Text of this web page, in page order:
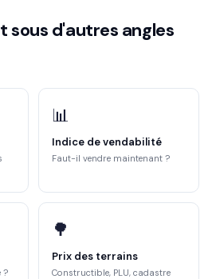
sous d'autres angles
📊
Indice de vendabilité
Faut-il vendre maintenant ?
?
🌳
Prix des terrains
Constructible, PLU, cadastre